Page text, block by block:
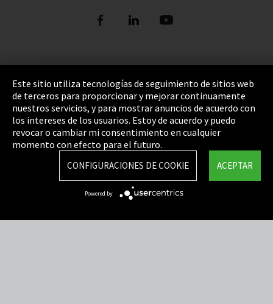
Pie de imprenta
Política de privacidad
Cookie Settings
Términos y Condiciones
Mapa del sitio
Integrity Line
Este sitio utiliza tecnologías de seguimiento de sitios web
de terceros para proporcionar y mejorar continuamente
nuestros servicios, y para mostrar anuncios de acuerdo con
los intereses de los usuarios. Estoy de acuerdo y puedo
revocar o cambiar mi consentimiento en cualquier
momento con efecto para el futuro.
ACEPTAR
CONFIGURACIONES DE COOKIE
Powered by